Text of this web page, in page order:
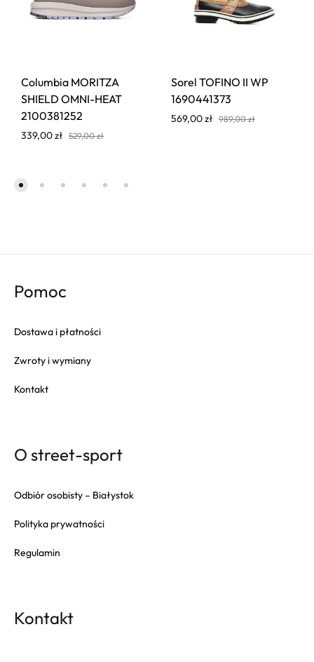
Columbia MORITZA
SHIELD OMNI-HEAT
2100381252
339,00zł 529,00zł
Sorel TOFINO II WP
1690441373
569,00zł 989,00zł
Pomoc
Dostawa i płatności
Zwroty i wymiany
Kontakt
O street-sport
Odbiór osobisty – Białystok
Polityka prywatności
Regulamin
Kontakt